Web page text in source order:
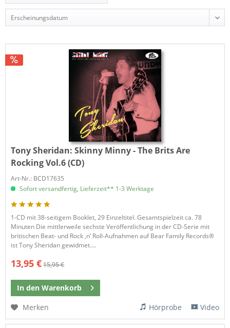
Tony Sheridan: Skinny Minny - The Brits Are
Rocking Vol.6 (CD)
Art-Nr.: BCD17635
Sofort versandfertig, Lieferzeit** 1-3 Werktage
1-CD mit 38-seitigem Booklet, 29 Einzeltitel. Gesamtspielzeit ca. 78
Minuten Die mittlerweile sechste Veröffentlichung in der CD-Serie mit
britischen Beat- und Rock ‚n‘ Roll-Aufnahmen auf Bear Family Records®
ist Tony Sheridan gewidmet....
13,95 €15,95 €
In den Warenkorb
Merken
Hörprobe Video